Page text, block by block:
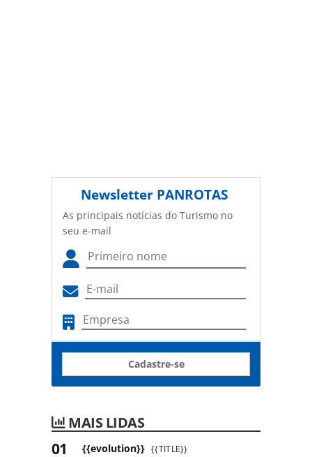
Newsletter PANROTAS
As principais notícias do Turismo no
seu e-mail
Cadastre-se
MAIS LIDAS
{{evolution}} {{TITLE}}